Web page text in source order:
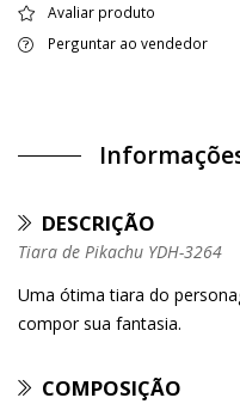
Avaliar produto
Perguntar ao vendedor
DESCRIÇÃO
Tiara de Pikachu YDH-3264
Uma ótima tiara do
compor sua fantasia.
COMPOSIÇÃO